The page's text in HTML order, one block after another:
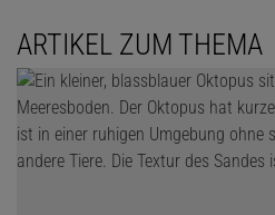
ARTIKEL ZUM THEMA